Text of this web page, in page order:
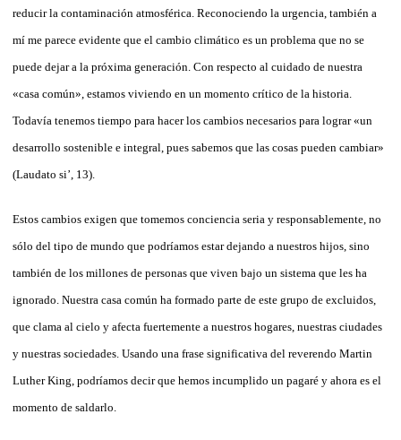
reducir la contaminación atmosférica. Reconociendo la urgencia, también a
mí me parece evidente que el cambio climático es un problema que no se
puede dejar a la próxima generación. Con respecto al cuidado de nuestra
«casa común», estamos viviendo en un momento crítico de la historia.
Todavía tenemos tiempo para hacer los cambios necesarios para lograr «un
desarrollo sostenible e integral, pues sabemos que las cosas pueden cambiar»
(Laudato si’, 13).
Estos cambios exigen que tomemos conciencia seria y responsablemente, no
sólo del tipo de mundo que podríamos estar dejando a nuestros hijos, sino
también de los millones de personas que viven bajo un sistema que les ha
ignorado. Nuestra casa común ha formado parte de este grupo de excluidos,
que clama al cielo y afecta fuertemente a nuestros hogares, nuestras ciudades
y nuestras sociedades. Usando una frase significativa del reverendo Martin
Luther King, podríamos decir que hemos incumplido un pagaré y ahora es el
momento de saldarlo.